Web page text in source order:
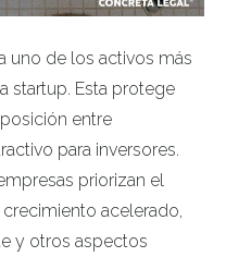
uno de los activos más
startup. Esta protege
entre
para inversores.
priorizan el
acelerado,
y otros aspectos